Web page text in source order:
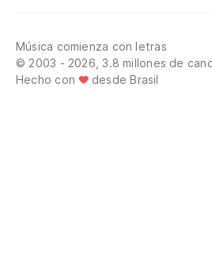
Música comienza con letras
© 2003 - 2026, 3.8 millones de
Hecho con
desde Brasil